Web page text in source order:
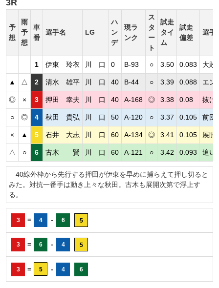
3R
予
想
雨
予
想
車
番
選手名 LG
ハ
ン
デ
現ラ
ンク
ス
タ
ー
ト
試走
タイ
ム
試走
偏差
選手
1 伊東 玲衣 川 口 0 B-93 ○ 3.50 0.083 大敗
▲ △ 2 清水 雄平 川 口 40 B-44 ○ 3.39 0.088 エン
◎ × 3 押田 幸夫 川 口 40 A-168 ◎ 3.38 0.08 抜け
○ ◎ 4 秋田 貴弘 川 口 50 A-120 ○ 3.37 0.105 前団
× ▲ 5 石井 大志 川 口 60 A-134 ◎ 3.41 0.105 展開
△ ○ 6 古木 賢 川 口 60 A-121 ○ 3.42 0.093 追い
40線外枠から先行する押田が伊東を早めに捕らえて押し切ると
みた。対抗一番手は動き上々な秋田。古木も展開次第で浮上す
る。
3 = 4 - 6 5
3 = 6 - 4 5
3 = 5 - 4 6